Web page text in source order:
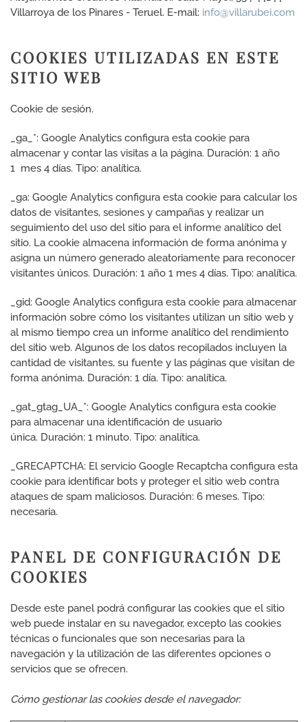
Villarroya de los Pinares - Teruel. E-mail: info@villarubei.com
COOKIES UTILIZADAS EN ESTE
SITIO WEB
Cookie de sesión.
_ga_*: Google Analytics configura esta cookie para
almacenar y contar las visitas a la página. Duración: 1 año
1 mes 4 días. Tipo: analítica.
_ga: Google Analytics configura esta cookie para calcular los
datos de visitantes, sesiones y campañas y realizar un
seguimiento del uso del sitio para el informe analítico del
sitio. La cookie almacena información de forma anónima y
asigna un número generado aleatoriamente para reconocer
visitantes únicos. Duración: 1 año 1 mes 4 días. Tipo: analítica.
_gid: Google Analytics configura esta cookie para almacenar
información sobre cómo los visitantes utilizan un sitio web y
al mismo tiempo crea un informe analítico del rendimiento
del sitio web. Algunos de los datos recopilados incluyen la
cantidad de visitantes, su fuente y las páginas que visitan de
forma anónima. Duración: 1 día. Tipo: analítica.
_gat_gtag_UA_*: Google Analytics configura esta cookie
para almacenar una identificación de usuario
única. Duración: 1 minuto. Tipo: analítica.
_GRECAPTCHA: El servicio Google Recaptcha configura esta
cookie para identificar bots y proteger el sitio web contra
ataques de spam maliciosos. Duración: 6 meses. Tipo:
necesaria.
PANEL DE CONFIGURACIÓN DE
COOKIES
Desde este panel podrá configurar las cookies que el sitio
web puede instalar en su navegador, excepto las cookies
técnicas o funcionales que son necesarias para la
navegación y la utilización de las diferentes opciones o
servicios que se ofrecen.
Cómo gestionar las cookies desde el navegador: